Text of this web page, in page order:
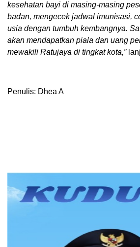
kesehatan bayi di masing-masing
badan, mengecek jadwal imunisasi,
usia dengan tumbuh kembangnya.
akan mendapatkan piala dan uang
mewakili Ratujaya di tingkat kota,”
Penulis: Dhea A